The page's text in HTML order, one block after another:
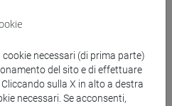
necessari (di prima parte)
del sito e di effettuare
sulla X in alto a destra
necessari. Se acconsenti,